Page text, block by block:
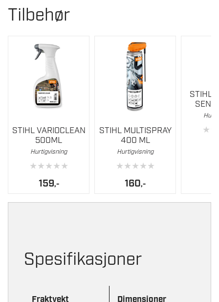
Tilbehør
STIHL VARIOCLEAN
500ML
Hurtigvisning
★★★★★
159,-
STIHL MULTISPRAY
400 ML
Hurtigvisning
★★★★★
160,-
STIHL
★
produktet
velges
Spesifikasjoner
Fraktvekt
Dimensjoner